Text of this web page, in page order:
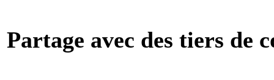
Partage avec des tiers de